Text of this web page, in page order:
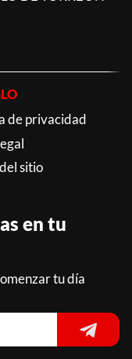
de privacidad
sitio
en tu
tu día